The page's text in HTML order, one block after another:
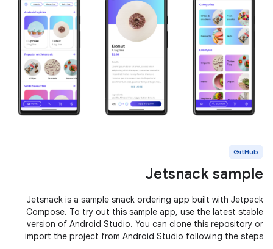
GitHub
Jetsnack sample
Jetsnack is a sample snack ordering app built with Jetpack
Compose. To try out this sample app, use the latest stable
version of Android Studio. You can clone this repository or
import the project from Android Studio following the steps